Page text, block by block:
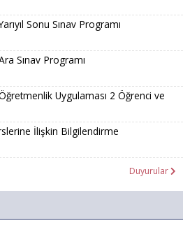
Sonu Sınav Programı
Sınav Programı
Uygulaması 2 Öğrenci ve
İlişkin Bilgilendirme
Duyurular